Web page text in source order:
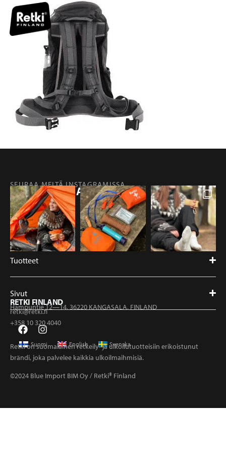
SEURAA MEITÄ INSTAGRAMISSA
@RETKIFINLAND
Tuotteet
Sivut
RETKI FINLAND
Hampuntie 12—14, 36220 KANGASALA, FINLAND
retki@retki.fi
+358 10 320 4040
Suomi English Svenska
Retki on suomalainen retkeily- ja ulkoilutuotteisiin erikoistunut
brändi, joka palvelee kaikkia ulkoilmaihmisiä.
©2024 Blue Import BIM Oy / Retki® Finland